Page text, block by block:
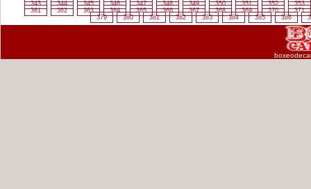
343
344 345 346 347 348 349 350 351 352
353
361
362 363 364 365 366 367 368 369 370
371
379
380 381 382 383 384 385 386